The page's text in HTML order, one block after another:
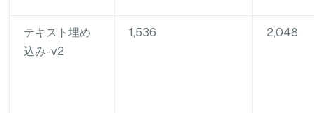
テキスト埋め
込み-v2
1,536 2,048